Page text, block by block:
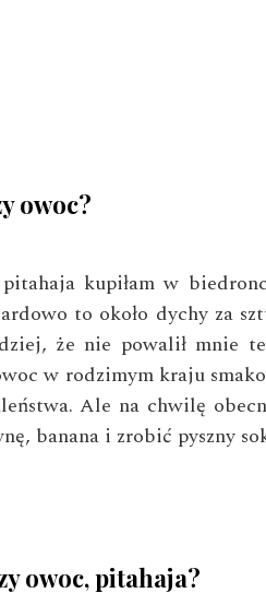
owoc?
kupiłam w
to około dychy za
że nie powalił mnie
w rodzimym kraju
Ale na chwilę
banana i zrobić pyszny
owoc, pitahaja?